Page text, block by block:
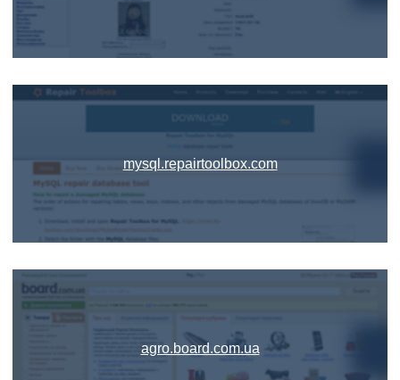
mysql.repairtoolbox.com
agro.board.com.ua